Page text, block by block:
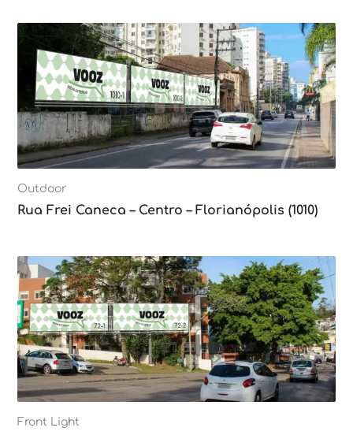
Outdoor
Rua Frei Caneca – Centro – Florianópolis (1010)
Front Light